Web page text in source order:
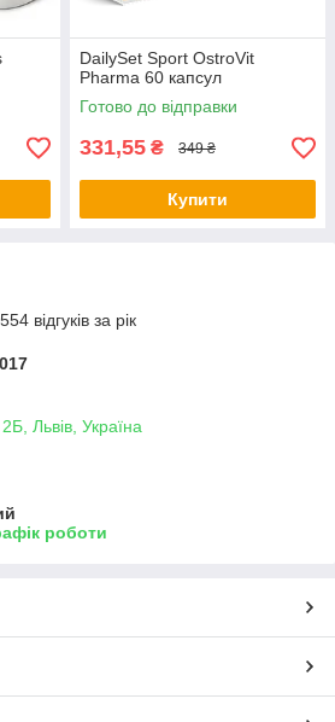
DailySet Sport OstroVit
Pharma 60 капсул
Готово до відправки
331,55 ₴ 349 ₴
Купити
відгуків за рік
Львів, Україна
роботи